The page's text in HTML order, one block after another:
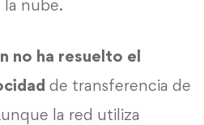
nube.
no ha resuelto el
de transferencia de
la red utiliza